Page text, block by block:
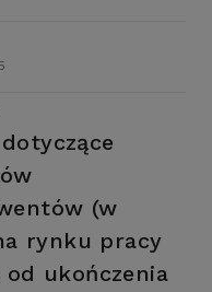
(w
rynku pracy
ukończenia